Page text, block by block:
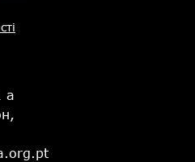
a